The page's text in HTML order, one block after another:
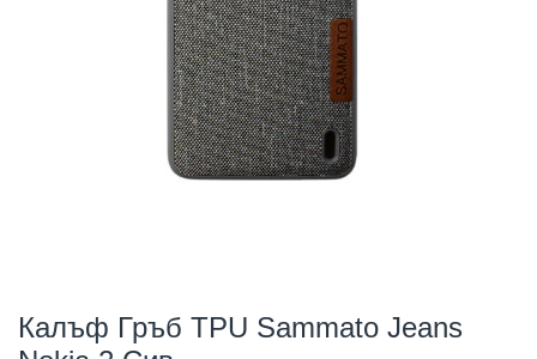
Калъф Гръб TPU Sammato Jeans